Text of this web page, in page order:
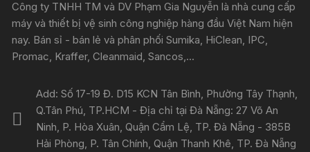
Công ty TNHH TM và DV Phạm Gia Nguyễn là nhà cung cấp
máy và thiết bị vệ sinh công nghiệp hàng đầu Việt Nam hiện
nay. Bán sỉ - bán lẻ và phân phối Sumika, HiClean, IPC,
Promac, Kraffer, Cleanmaid, Sancos,...
Add: Số 17-19 Đ. D15 KCN Tân Bình, Phường Tây Thạnh,
Q.Tân Phú, TP.HCM - Địa chỉ tại Đà Nẵng: 27 Võ An
Ninh, P. Hòa Xuân, Quận Cẩm Lệ, TP. Đà Nẵng - 385B
Hải Phòng, P. Tân Chính, Quận Thanh Khê, TP. Đà Nẵng